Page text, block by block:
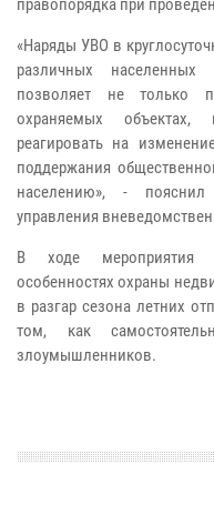
правопорядка при
«Наряды УВО в
различных населенных
позволяет не только
охраняемых
реагировать на
поддержания
населению», - пояснил
управления
В ходе мероприятия
особенностях охраны
в разгар сезона летних
том, как
злоумышленников.